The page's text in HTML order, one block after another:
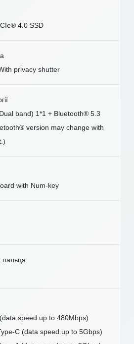
4.0 SSD
privacy shutter
band) 1*1 + Bluetooth® 5.3
version may change with
with Num-key
пальця
speed up to 480Mbps)
C (data speed up to 5Gbps)